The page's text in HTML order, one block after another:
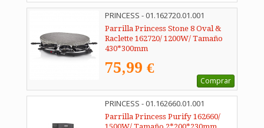
PRINCESS - 01.162720.01.001
Parrilla Princess Stone 8 Oval &
Raclette 162720/ 1200W/ Tamaño
430*300mm
75,99 €
Comprar
PRINCESS - 01.162660.01.001
Parrilla Princess Purify 162660/